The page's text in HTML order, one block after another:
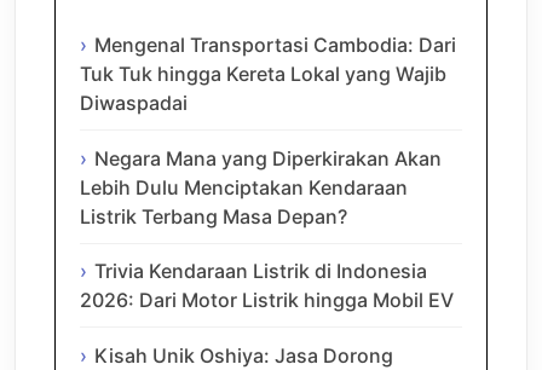
Mengenal Transportasi Cambodia: Dari
Tuk Tuk hingga Kereta Lokal yang Wajib
Diwaspadai
Negara Mana yang Diperkirakan Akan
Lebih Dulu Menciptakan Kendaraan
Listrik Terbang Masa Depan?
Trivia Kendaraan Listrik di Indonesia
2026: Dari Motor Listrik hingga Mobil EV
Kisah Unik Oshiya: Jasa Dorong